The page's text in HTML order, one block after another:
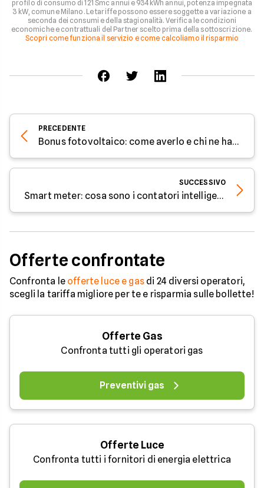
profilo di consumo di 121 Smc annui e 934 kWh annui, potenza impegnata
3 kW, comune Milano. Le tariffe possono essere soggette a variazione a
seconda dei consumi e della stagionalità. Verifica le condizioni
economiche e contrattuali del Partner scelto prima della sottoscrizione.
Scopri come funziona il servizio e come calcoliamo il risparmio
PRECEDENTE
Bonus fotovoltaico: come averlo e chi ne ha diritto
SUCCESSIVO
Smart meter: cosa sono i contatori intelligenti contro lo spreco
Offerte confrontate
Confronta le offerte luce e gasdi 24 diversi operatori,
scegli la tariffa migliore per te e risparmia sulle bollette!
Offerte Gas
Confronta tutti gli operatori gas
Preventivi gas
Offerte Luce
Confronta tutti i fornitori di energia elettrica